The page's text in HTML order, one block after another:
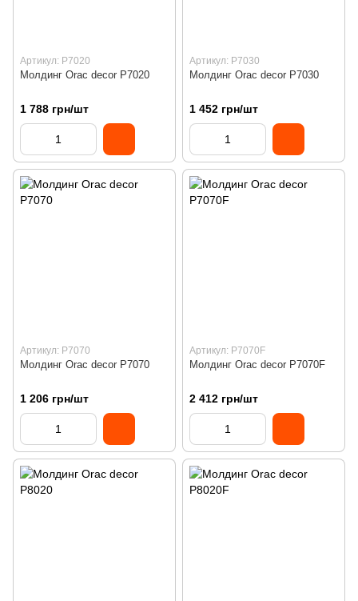
Артикул: P7020
Молдинг Orac decor P7020
1 788 грн/шт
Артикул: P7030
Молдинг Orac decor P7030
1 452 грн/шт
Артикул: P7070
Молдинг Orac decor P7070
1 206 грн/шт
Артикул: P7070F
Молдинг Orac decor P7070F
2 412 грн/шт